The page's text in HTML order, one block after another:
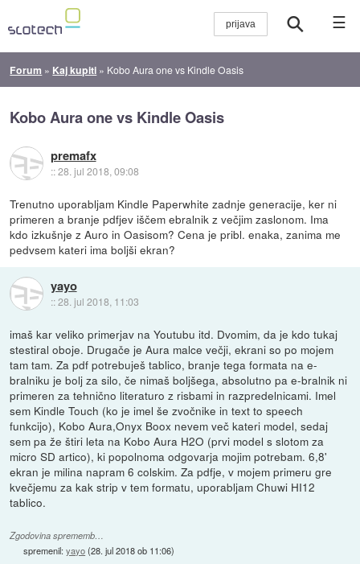
☰
Forum » Kaj kupiti » Kobo Aura one vs Kindle Oasis
Kobo Aura one vs Kindle Oasis
premafx
::28. jul 2018, 09:08
Trenutno uporabljam Kindle Paperwhite zadnje generacije, ker ni
primeren a branje pdfjev iščem ebralnik z večjim zaslonom. Ima
kdo izkušnje z Auro in Oasisom? Cena je pribl. enaka, zanima me
pedvsem kateri ima boljši ekran?
yayo
::28. jul 2018, 11:03
imaš kar veliko primerjav na Youtubu itd. Dvomim, da je kdo tukaj
stestiral oboje. Drugače je Aura malce večji, ekrani so po mojem
tam tam. Za pdf potrebuješ tablico, branje tega formata na e-
bralniku je bolj za silo, če nimaš boljšega, absolutno pa e-bralnik ni
primeren za tehnično literaturo z risbami in razpredelnicami. Imel
sem Kindle Touch (ko je imel še zvočnike in text to speech
funkcijo), Kobo Aura,Onyx Boox nevem več kateri model, sedaj
sem pa že štiri leta na Kobo Aura H2O (prvi model s slotom za
micro SD artico), ki popolnoma odgovarja mojim potrebam. 6,8'
ekran je milina napram 6 colskim. Za pdfje, v mojem primeru gre
kvečjemu za kak strip v tem formatu, uporabljam Chuwi HI12
tablico.
Zgodovina sprememb…
spremenil:yayo(28. jul 2018 ob 11:06)